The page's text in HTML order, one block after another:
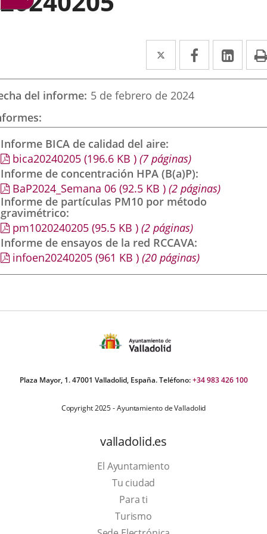
Twitter
Enlace
a
una
externa.
Facebook
Enlace
a
externa.
a
del informe 5 de febrero de 2024
Informe BICA de calidad del aire
bica20240205 (196.6 KB ) (7 páginas)
Informe de concentración HPA (B(a)P)
BaP2024_Semana 06 (92.5 KB ) (2 páginas)
Informe de partículas PM10 por método
gravimétrico
pm1020240205 (95.5 KB ) (2 páginas)
Informe de ensayos de la red RCCAVA
infoen20240205 (961 KB ) (20 páginas)
Plaza Mayor, 1. 47001 Valladolid, España. Teléfono:+34 983 426 100
Copyright 2025 - Ayuntamiento de Valladolid
valladolid.es
El Ayuntamiento
Tu ciudad
Para ti
TurismoEste